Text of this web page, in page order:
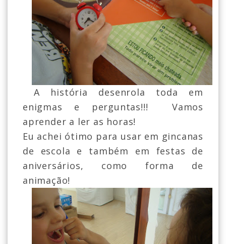
A história desenrola toda em
enigmas e perguntas!!! Vamos
aprender a ler as horas!
Eu achei ótimo para usar em gincanas
de escola e também em festas de
aniversários, como forma de
animação!